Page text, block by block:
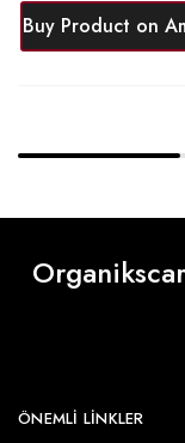
Buy Product on
ÖNEMLI LINKLER